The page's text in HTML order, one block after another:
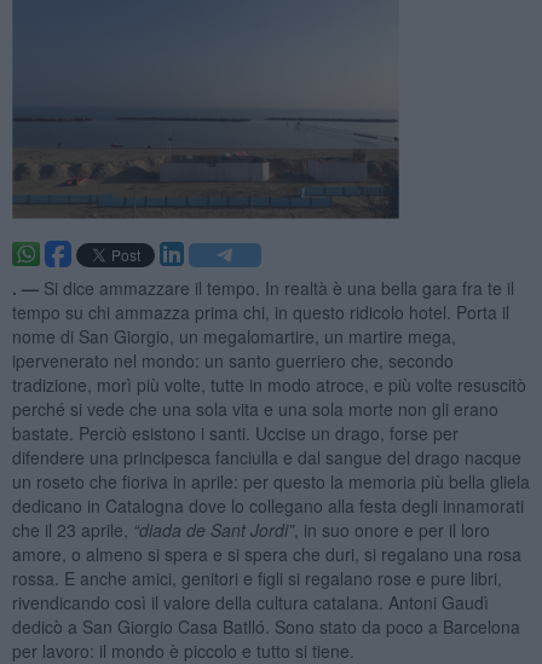
. — Si dice ammazzare il tempo. In realtà è una bella gara fra te il
tempo su chi ammazza prima chi, in questo ridicolo hotel. Porta il
nome di San Giorgio, un megalomartire, un martire mega,
ipervenerato nel mondo: un santo guerriero che, secondo
tradizione, morì più volte, tutte in modo atroce, e più volte resuscitò
perché si vede che una sola vita e una sola morte non gli erano
bastate. Perciò esistono i santi. Uccise un drago, forse per
difendere una principesca fanciulla e dal sangue del drago nacque
un roseto che fioriva in aprile: per questo la memoria più bella gliela
dedicano in Catalogna dove lo collegano alla festa degli innamorati
che il 23 aprile, “diada de Sant Jordi”, in suo onore e per il loro
amore, o almeno si spera e si spera che duri, si regalano una rosa
rossa. E anche amici, genitori e figli si regalano rose e pure libri,
rivendicando così il valore della cultura catalana. Antoni Gaudì
dedicò a San Giorgio Casa Batlló. Sono stato da poco a Barcelona
per lavoro: il mondo è piccolo e tutto si tiene.